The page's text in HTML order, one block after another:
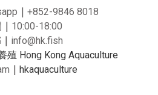
｜ +852-9846 8018
｜ 10:00-18:00
｜ info@hk.fish
殖 Hong Kong Aquaculture
｜ hkaquaculture